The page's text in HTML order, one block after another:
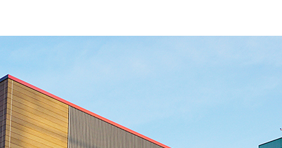
リンク
ギフト
ビー
連